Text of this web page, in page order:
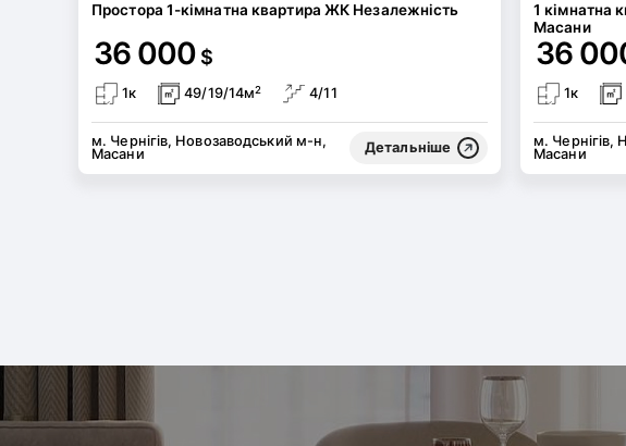
Простора 1-кімнатна квартира ЖК Незалежність
36 000 $
1к 49/19/14м2 4/11
м. Чернігів, Новозаводський м-н,
Масани
Детальніше
1 кімнатна
Масани
36
1к
м. Чернігів,
Масани